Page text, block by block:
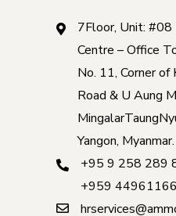
7Floor, Unit: #08
Centre – Office
No. 11, Corner of
Road & U Aung
Yangon, Myanmar.
+95 9 258 289
+959